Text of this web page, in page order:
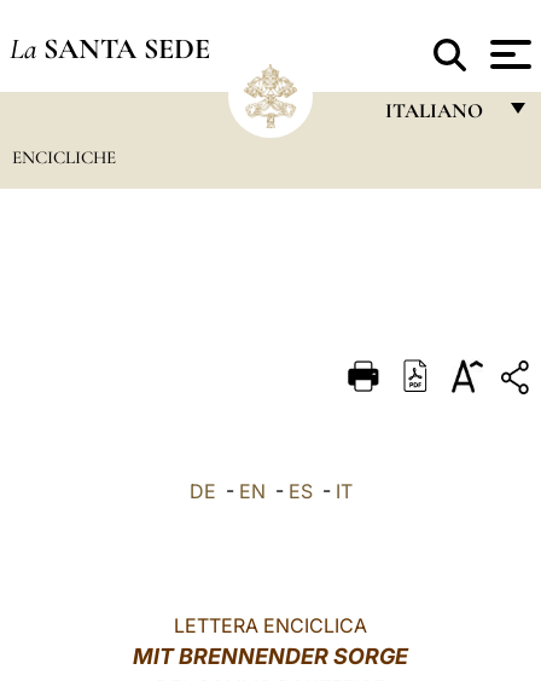
La SANTA SEDE
ITALIANO
DEUTSCH
ENCICLICHE
DE - EN - ES- IT
LETTERA ENCICLICA
MIT BRENNENDER SORGE